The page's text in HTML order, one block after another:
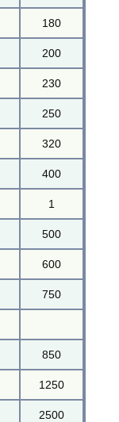
180
200
230
250
320
400
1
500
600
750
850
1250
2500